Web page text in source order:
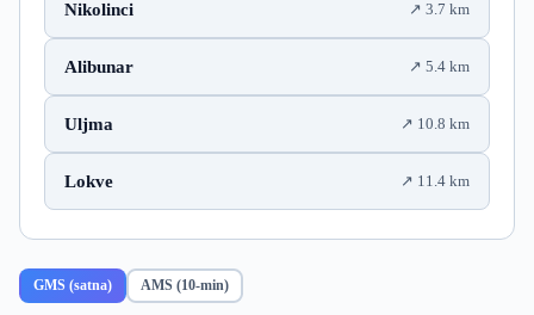
Nikolinci 3.7 km
Alibunar 5.4 km
Uljma 10.8 km
Lokve 11.4 km
GMS (satna) AMS (10-min)